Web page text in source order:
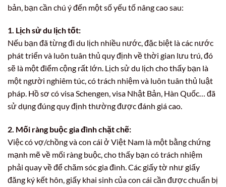
bản, bạn cần chú ý đến một số yếu tố nâng cao sau:
1. Lịch sử du lịch tốt:
Nếu bạn đã từng đi du lịch nhiều nước, đặc biệt là các nước
phát triển và luôn tuân thủ quy định về thời gian lưu trú, đó
sẽ là một điểm cộng rất lớn. Lịch sử du lịch cho thấy bạn là
một người nghiêm túc, có trách nhiệm và luôn tuân thủ luật
pháp. Hồ sơ có visa Schengen, visa Nhật Bản, Hàn Quốc… đã
sử dụng đúng quy định thường được đánh giá cao.
2. Mối ràng buộc gia đình chặt chẽ:
Việc có vợ/chồng và con cái ở Việt Nam là một bằng chứng
mạnh mẽ về mối ràng buộc, cho thấy bạn có trách nhiệm
phải quay về để chăm sóc gia đình. Các giấy tờ như giấy
đăng ký kết hôn, giấy khai sinh của con cái cần được chuẩn bị